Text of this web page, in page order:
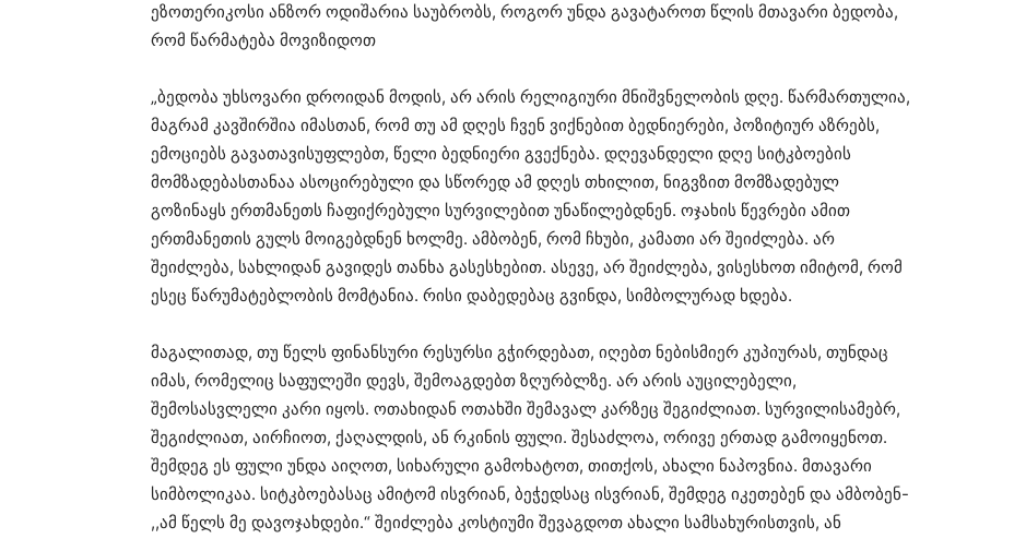
ეზოთერიკოსი ანზორ ოდიშარია საუბრობს, როგორ უნდა გავატაროთ წლის მთავარი ბედობა,
რომ წარმატება მოვიზიდოთ
„ბედობა უხსოვარი დროიდან მოდის, არ არის რელიგიური მნიშვნელობის დღე. წარმართულია,
მაგრამ კავშირშია იმასთან, რომ თუ ამ დღეს ჩვენ ვიქნებით ბედნიერები, პოზიტიურ აზრებს,
ემოციებს გავათავისუფლებთ, წელი ბედნიერი გვექნება. დღევანდელი დღე სიტკბოების
მომზადებასთანაა ასოცირებული და სწორედ ამ დღეს თხილით, ნიგვზით მომზადებულ
გოზინაყს ერთმანეთს ჩაფიქრებული სურვილებით უნაწილებდნენ. ოჯახის წევრები ამით
ერთმანეთის გულს მოიგებდნენ ხოლმე. ამბობენ, რომ ჩხუბი, კამათი არ შეიძლება. არ
შეიძლება, სახლიდან გავიდეს თანხა გასესხებით. ასევე, არ შეიძლება, ვისესხოთ იმიტომ, რომ
ესეც წარუმატებლობის მომტანია. რისი დაბედებაც გვინდა, სიმბოლურად ხდება.
მაგალითად, თუ წელს ფინანსური რესურსი გჭირდებათ, იღებთ ნებისმიერ კუპიურას, თუნდაც
იმას, რომელიც საფულეში დევს, შემოაგდებთ ზღურბლზე. არ არის აუცილებელი,
შემოსასვლელი კარი იყოს. ოთახიდან ოთახში შემავალ კარზეც შეგიძლიათ. სურვილისამებრ,
შეგიძლიათ, აირჩიოთ, ქაღალდის, ან რკინის ფული. შესაძლოა, ორივე ერთად გამოიყენოთ.
შემდეგ ეს ფული უნდა აიღოთ, სიხარული გამოხატოთ, თითქოს, ახალი ნაპოვნია. მთავარი
სიმბოლიკაა. სიტკბოებასაც ამიტომ ისვრიან, ბეჭედსაც ისვრიან, შემდეგ იკეთებენ და ამბობენ-
,,ამ წელს მე დავოჯახდები.“ შეიძლება კოსტიუმი შევაგდოთ ახალი სამსახურისთვის, ან